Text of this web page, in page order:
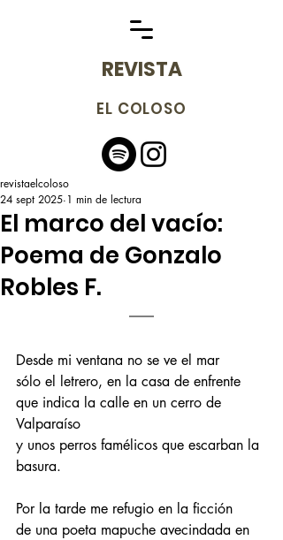
REVISTA
EL COLOSO
El marco del vacío:
Poema de Gonzalo
Robles F.
revistaelcoloso
24 sept 2025 1 min de lectura
Desde mi ventana no se ve el mar
sólo el letrero, en la casa de enfrente
que indica la calle en un cerro de
Valparaíso
y unos perros famélicos que escarban la
basura.
Por la tarde me refugio en la ficción
de una poeta mapuche avecindada en